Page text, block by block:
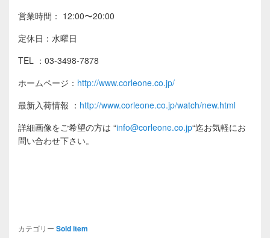
営業時間： 12:00〜20:00
定休日：水曜日
TEL ：03-3498-7878
ホームページ： http://www.corleone.co.jp/
最新入荷情報 ： http://www.corleone.co.jp/watch/new.html
詳細画像をご希望の方は “info@corleone.co.jp“迄お気軽にお
問い合わせ下さい。
カテゴリー Sold item